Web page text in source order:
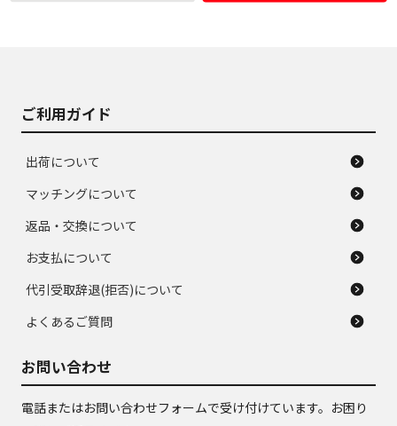
ご利用ガイド
出荷について
マッチングについて
返品・交換について
お支払について
代引受取辞退(拒否)について
よくあるご質問
お問い合わせ
電話またはお問い合わせフォームで受け付けています。お困り